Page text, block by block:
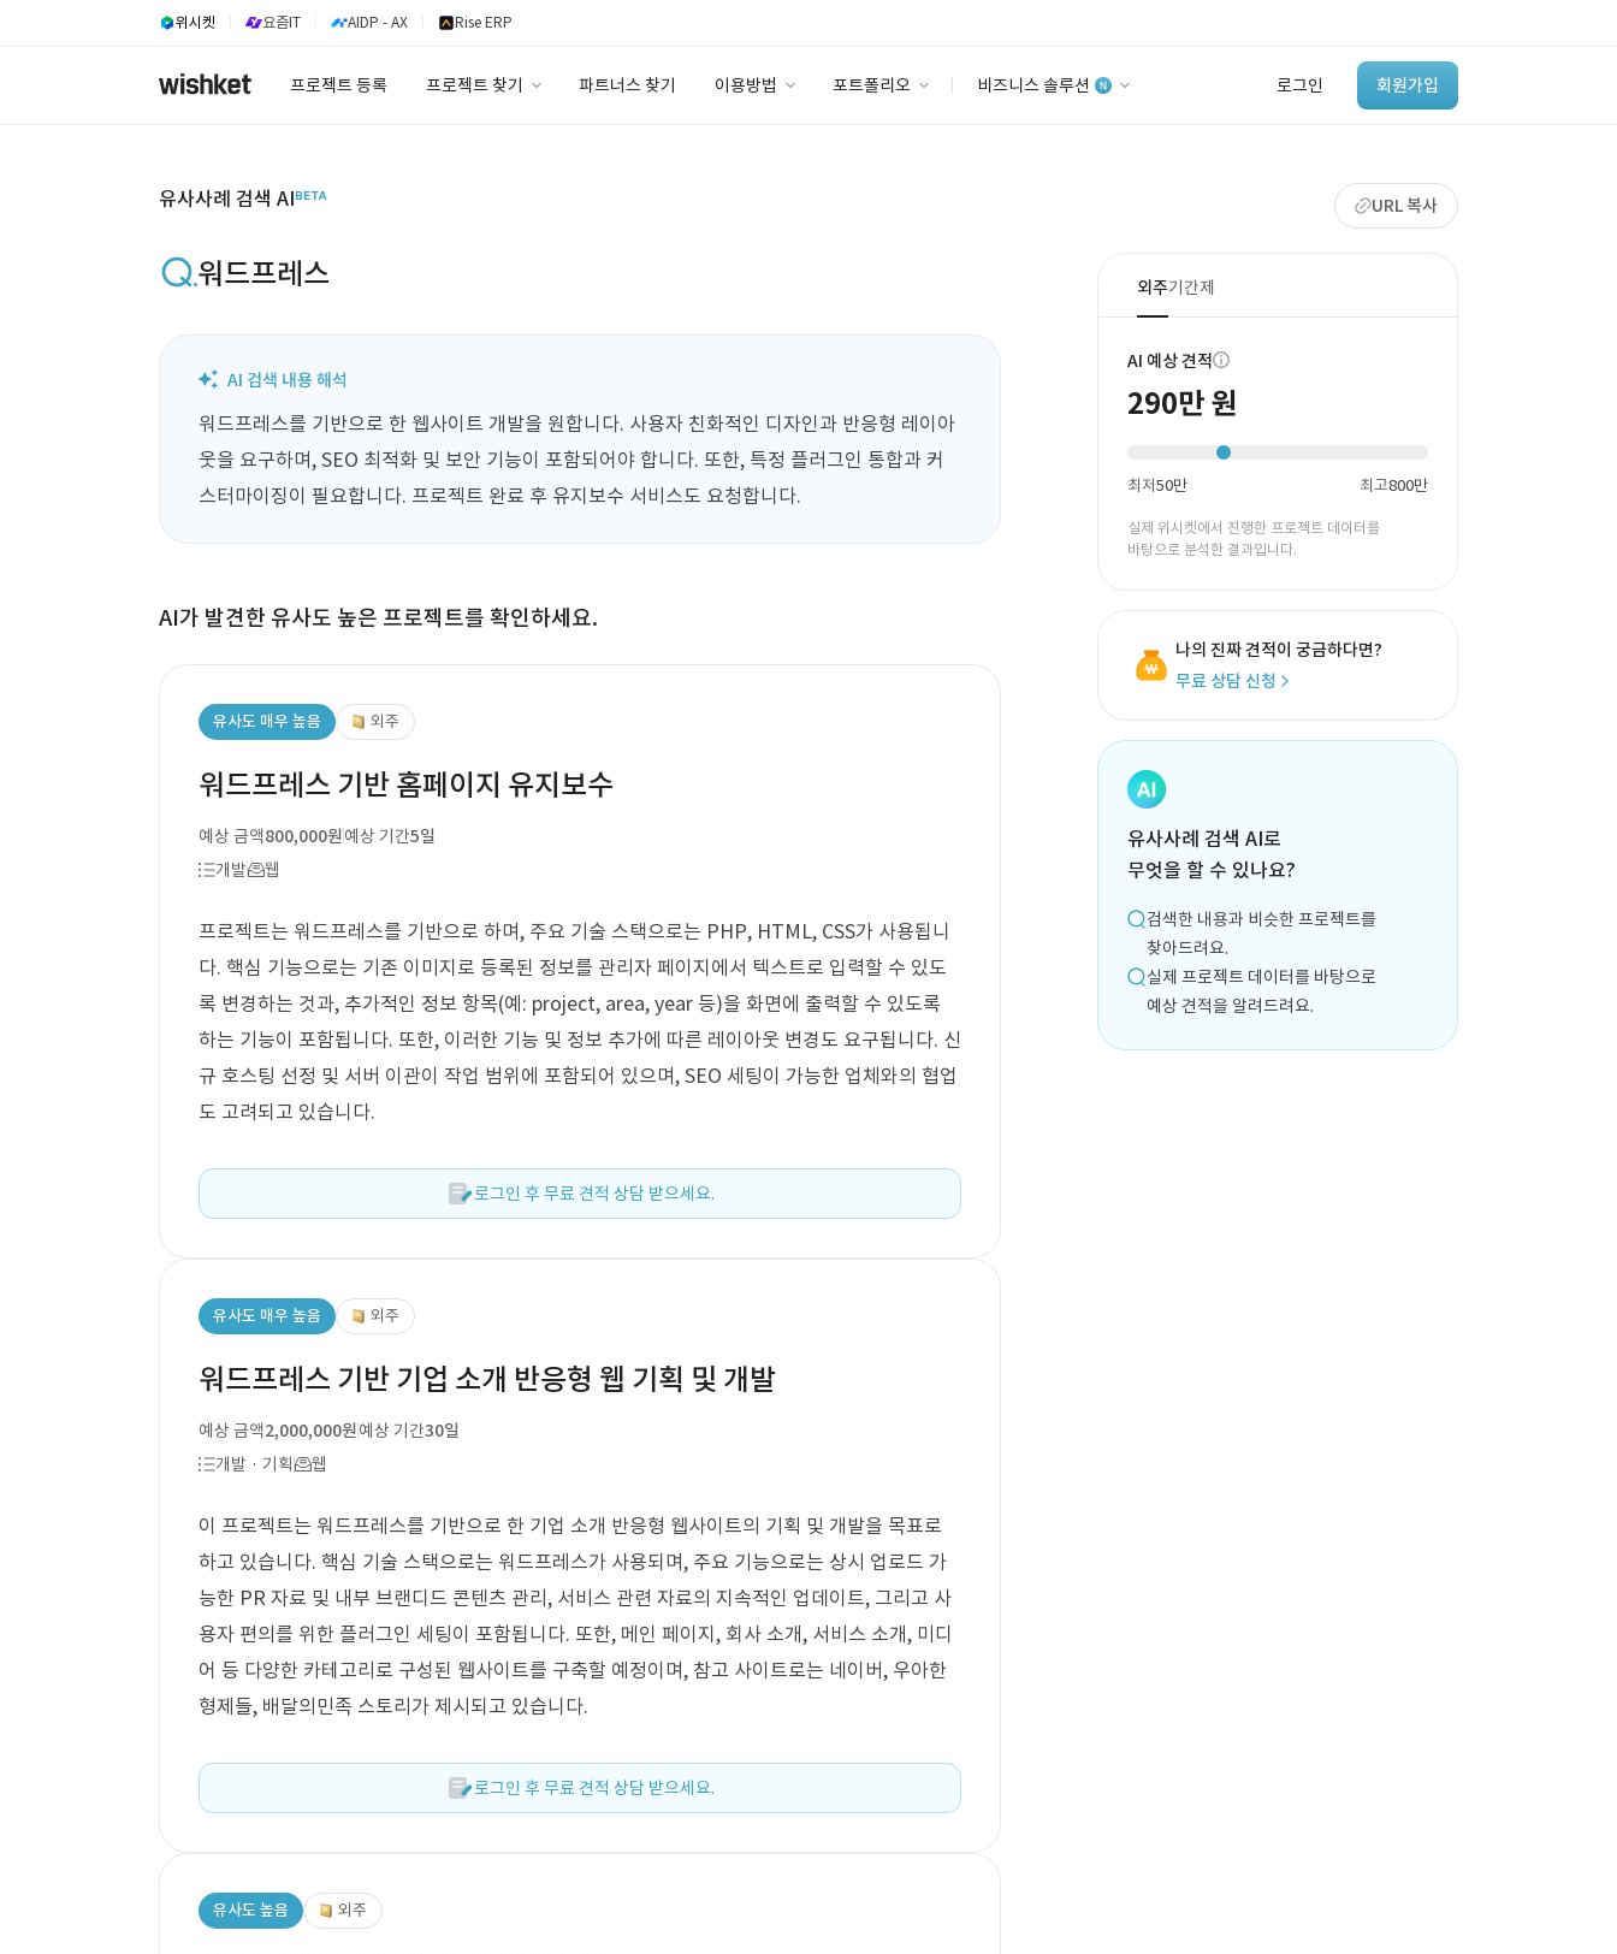
위시켓 요즘IT AIDP - AX Rise ERP
프로젝트 등록 프로젝트 찾기 파트너스 찾기 이용방법 포트폴리오 비즈니스 솔루션 로그인 회원가입
‘이런 거’ 만들어본
개발 회사 있어?
바로가기
유사사례 검색 AI URL 복사
워드프레스
워드프레스를 기반으로 한 웹사이트 개발을 원합니다. 사용자 친화적인 디자인과 반응형 레이아
웃을 요구하며, SEO 최적화 및 보안 기능이 포함되어야 합니다. 또한, 특정 플러그인 통합과 커
스터마이징이 필요합니다. 프로젝트 완료 후 유지보수 서비스도 요청합니다.
AI가 발견한 유사도 높은 프로젝트를 확인하세요.
유사도 매우 높음 외주
워드프레스 기반 홈페이지 유지보수
예상 금액800,000원예상 기간5일
개발
웹
프로젝트는 워드프레스를 기반으로 하며, 주요 기술 스택으로는 PHP, HTML, CSS가 사용됩니
다. 핵심 기능으로는 기존 이미지로 등록된 정보를 관리자 페이지에서 텍스트로 입력할 수 있도
록 변경하는 것과, 추가적인 정보 항목(예: project, area, year 등)을 화면에 출력할 수 있도록
하는 기능이 포함됩니다. 또한, 이러한 기능 및 정보 추가에 따른 레이아웃 변경도 요구됩니다. 신
규 호스팅 선정 및 서버 이관이 작업 범위에 포함되어 있으며, SEO 세팅이 가능한 업체와의 협업
도 고려되고 있습니다.
로그인 후 무료 견적 상담 받으세요.
유사도 매우 높음 외주
워드프레스 기반 기업 소개 반응형 웹 기획 및 개발
예상 금액2,000,000원예상 기간30일
개발 · 기획
웹
이 프로젝트는 워드프레스를 기반으로 한 기업 소개 반응형 웹사이트의 기획 및 개발을 목표로
하고 있습니다. 핵심 기술 스택으로는 워드프레스가 사용되며, 주요 기능으로는 상시 업로드 가
능한 PR 자료 및 내부 브랜디드 콘텐츠 관리, 서비스 관련 자료의 지속적인 업데이트, 그리고 사
용자 편의를 위한 플러그인 세팅이 포함됩니다. 또한, 메인 페이지, 회사 소개, 서비스 소개, 미디
어 등 다양한 카테고리로 구성된 웹사이트를 구축할 예정이며, 참고 사이트로는 네이버, 우아한
형제들, 배달의민족 스토리가 제시되고 있습니다.
로그인 후 무료 견적 상담 받으세요.
유사도 높음 외주
외주기간제
AI 예상 견적
290만 원
최저50만 최고800만
실제 위시켓에서 진행한 프로젝트 데이터를
바탕으로 분석한 결과입니다.
나의 진짜 견적이 궁금하다면?
무료 상담 신청
유사사례 검색 AI로
무엇을 할 수 있나요?
검색한 내용과 비슷한 프로젝트를
찾아드려요.
실제 프로젝트 데이터를 바탕으로
예상 견적을 알려드려요.